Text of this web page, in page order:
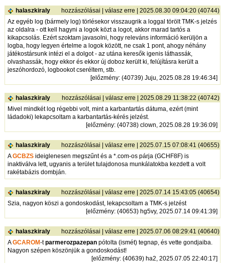
halaszkiraly hozzászólásai |válasz erre | 2025.08.30 09:04:20 (40744)
Az egyéb log (bármely log) törlésekor visszaugrik a loggal törölt TMK-s jelzés
az oldalra - ott kell hagyni a logok közt a logot, akkor marad tartós a
kikapcsolás. Ezért szoktam javasolni, hogy releváns információ kerüljön a
logba, hogy legyen értelme a logok között, ne csak 1 pont, ahogy néhány
játékostársunk intézi el a dolgot - az utána keresők igenis láthassák,
olvashassák, hogy ekkor és ekkor új doboz került ki, felújításra került a
jeszóhordozó, logbookot cseréltem, stb.
[előzmény: (40739) Juju, 2025.08.28 19:46:34]
halaszkiraly hozzászólásai |válasz erre | 2025.08.29 11:38:22 (40742)
Mivel mindkét log régebbi volt, mint a karbantartás dátuma, ezért (mint
ládadoki) lekapcsoltam a karbantartás-kérés jelzést.
[előzmény: (40738) clown, 2025.08.28 19:36:09]
halaszkiraly hozzászólásai |válasz erre | 2025.07.15 07:08:41 (40655)
AGCBZS ideiglenesen megszűnt és a *.com-os párja (GCHF8F) is
inaktiválva lett, ugyanis a terület tulajdonosa munkálatokba kezdett a volt
rakétabázis dombján.
halaszkiraly hozzászólásai |válasz erre | 2025.07.14 15:43:05 (40654)
Szia, nagyon köszi a gondoskodást, lekapcsoltam a TMK-s jelzést
[előzmény: (40653) hg5vy, 2025.07.14 09:41:39]
halaszkiraly hozzászólásai |válasz erre | 2025.07.06 08:29:41 (40640)
AGCAROM-tparmerozpazepan pótolta (ismét) tegnap, és vette gondjaiba.
Nagyon szépen köszönjük a gondoskodást!
[előzmény: (40639) ha2, 2025.07.05 22:40:17]